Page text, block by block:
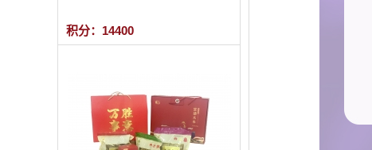
积分：14400